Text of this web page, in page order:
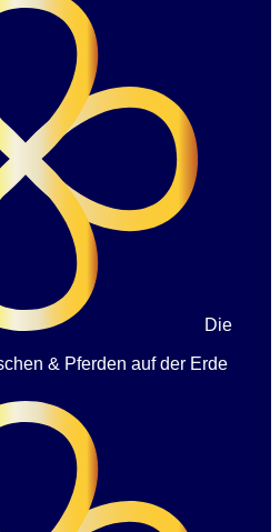
Die
& Pferden auf der Erde